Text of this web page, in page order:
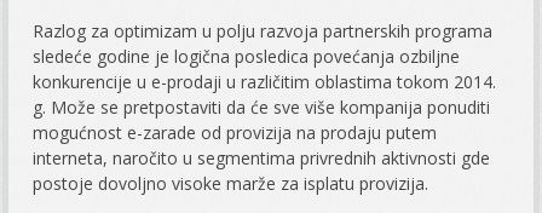
Razlog za optimizam u polju razvoja partnerskih programa
sledeće godine je logična posledica povećanja ozbiljne
konkurencije u e-prodaji u različitim oblastima tokom 2014.
g. Može se pretpostaviti da će sve više kompanija ponuditi
mogućnost e-zarade od provizija na prodaju putem
interneta, naročito u segmentima privrednih aktivnosti gde
postoje dovoljno visoke marže za isplatu provizija.